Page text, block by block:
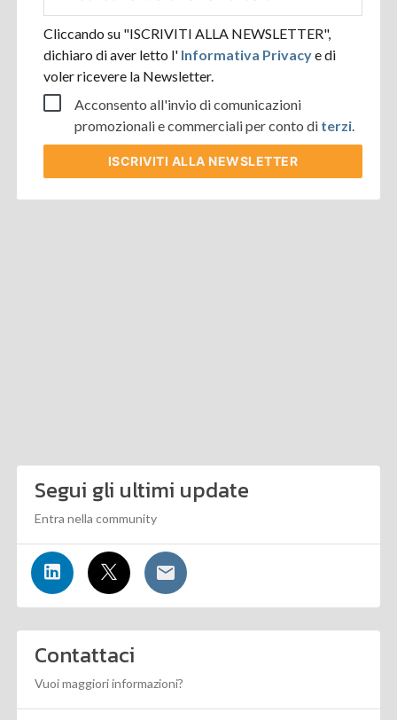
Cliccando su "ISCRIVITI ALLA NEWSLETTER",
dichiaro di aver letto l' Informativa Privacye di
voler ricevere la Newsletter.
Acconsento all'invio di comunicazioni
promozionali e commerciali per conto di terzi.
ISCRIVITI ALLA NEWSLETTER
Segui gli ultimi update
Entra nella community
Contattaci
Vuoi maggiori informazioni?